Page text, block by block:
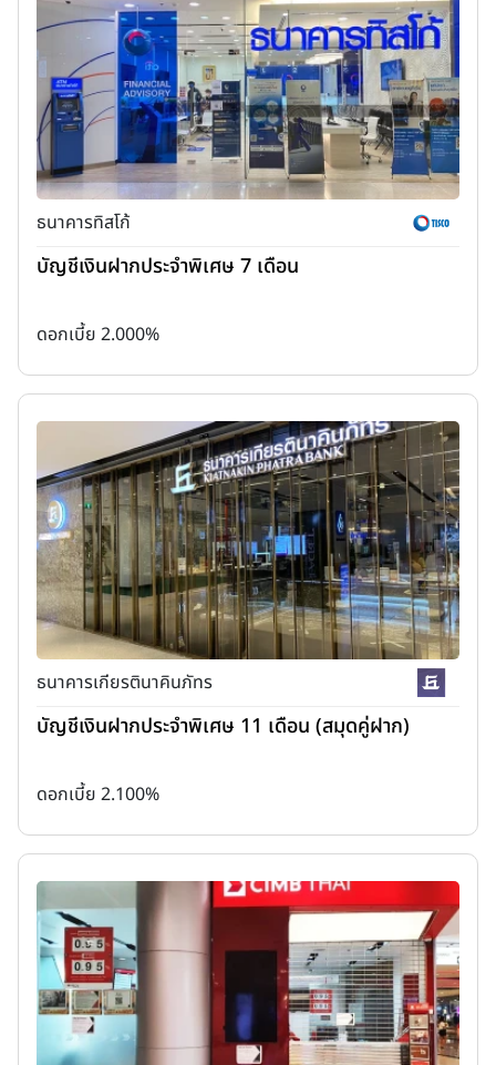
ธนาคารทิสโก้
บัญชีเงินฝากประจำพิเศษ 7 เดือน
ดอกเบี้ย 2.000%
ธนาคารเกียรตินาคินภัทร
บัญชีเงินฝากประจำพิเศษ 11 เดือน (สมุดคู่ฝาก)
ดอกเบี้ย 2.100%